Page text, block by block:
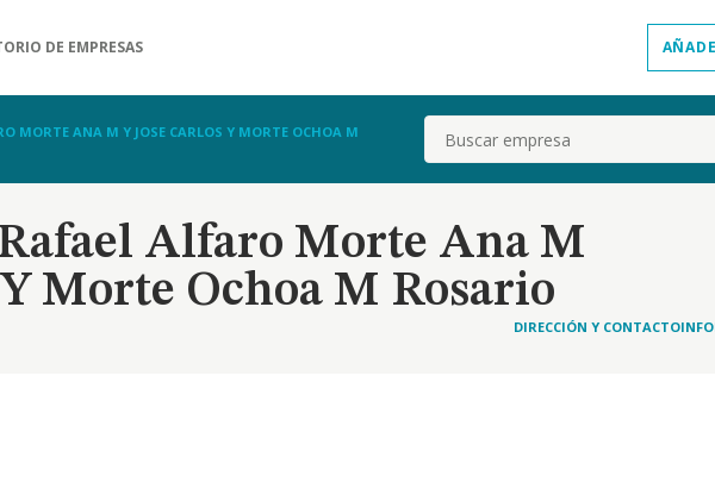
DE EMPRESAS
MORTE ANA M Y JOSE CARLOS Y MORTE OCHOA M
Buscar
Alfaro Morte Ana M
Morte Ochoa M Rosario
DIRECCIÓN Y CONTACTO